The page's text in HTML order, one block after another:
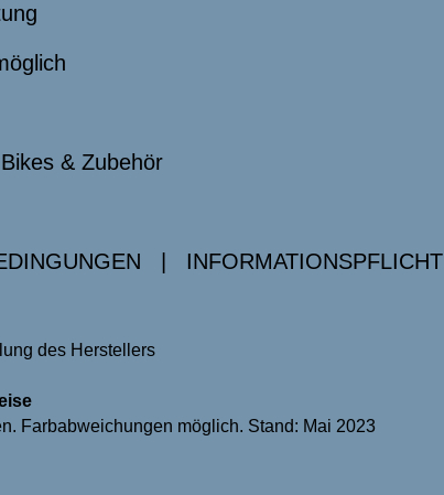
& Zubehör
INFORMATIONSPFLICHT
des Herstellers
Farbabweichungen möglich. Stand: Mai 2023